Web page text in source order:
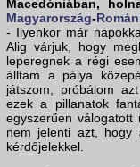
Macedóniában,
Magyarország-
- Ilyenkor már
Alig várjuk, hogy
leperegnek a régi
álltam a pálya
játszom, próbálom
ezek a pillanatok
egyszerűen
nem jelenti azt, hogy
kérdőjelekkel.